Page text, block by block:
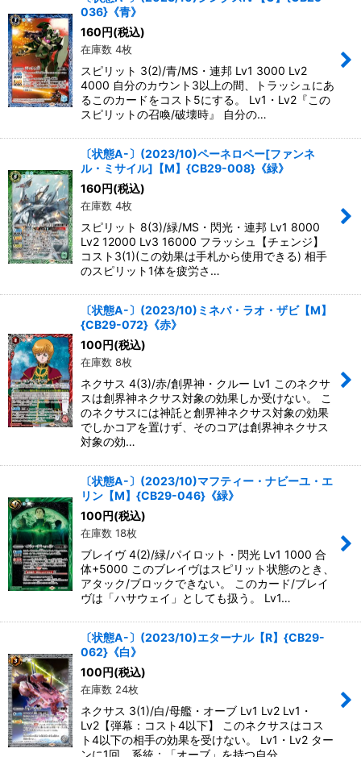
036}《青》
160 円(税込)
在庫数 4枚
スピリット 3(2)/青/MS・連邦 Lv1 3000 Lv2
4000 自分のカウント3以上の間、トラッシュにあ
るこのカードをコスト5にする。 Lv1・Lv2『この
スピリットの召喚/破壊時』 自分の…
〔状態A-〕(2023/10)ペーネロペー[ファンネ
ル・ミサイル]【M】{CB29-008}《緑》
160 円(税込)
在庫数 4枚
スピリット 8(3)/緑/MS・閃光・連邦 Lv1 8000
Lv2 12000 Lv3 16000 フラッシュ【チェンジ】
コスト3(1)(この効果は手札から使用できる) 相手
のスピリット1体を疲労さ…
〔状態A-〕(2023/10)ミネバ・ラオ・ザビ【M】
{CB29-072}《赤》
100 円(税込)
在庫数 8枚
ネクサス 4(3)/赤/創界神・クルー Lv1 このネクサ
スは創界神ネクサス対象の効果しか受けない。 こ
のネクサスには神託と創界神ネクサス対象の効果
でしかコアを置けず、そのコアは創界神ネクサス
対象の効…
〔状態A-〕(2023/10)マフティー・ナビーユ・エ
リン【M】{CB29-046}《緑》
100 円(税込)
在庫数 18枚
ブレイヴ 4(2)/緑/パイロット・閃光 Lv1 1000 合
体+5000 このブレイヴはスピリット状態のとき、
アタック/ブロックできない。 このカード/ブレイ
ヴは「ハサウェイ」としても扱う。 Lv1…
〔状態A-〕(2023/10)エターナル【R】{CB29-
062}《白》
100 円(税込)
在庫数 24枚
ネクサス 3(1)/白/母艦・オーブ Lv1 Lv2 Lv1・
Lv2【弾幕：コスト4以下】 このネクサスはコス
ト4以下の相手の効果を受けない。 Lv1・Lv2 ター